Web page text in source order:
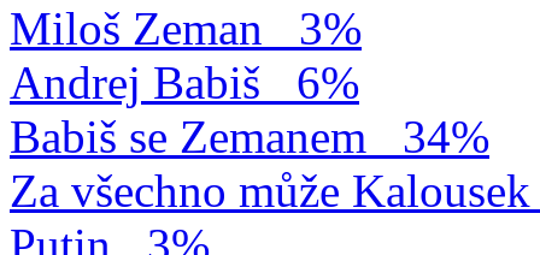
Miloš Zeman
3%
Andrej Babiš
6%
Babiš se Zemanem
34%
Za všechno může Kalousek
Putin
3%